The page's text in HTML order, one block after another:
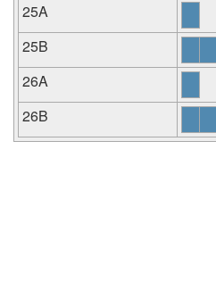
25A
25B
26A
26B